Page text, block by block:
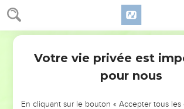
NE MANQUEZ PAS
Votre vie privée est
pour nous
En cliquant sur le bouton « Accepter tous les